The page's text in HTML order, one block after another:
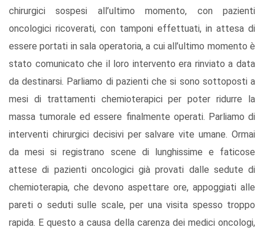
chirurgici sospesi all’ultimo momento, con pazienti
oncologici ricoverati, con tamponi effettuati, in attesa di
essere portati in sala operatoria, a cui all’ultimo momento è
stato comunicato che il loro intervento era rinviato a data
da destinarsi. Parliamo di pazienti che si sono sottoposti a
mesi di trattamenti chemioterapici per poter ridurre la
massa tumorale ed essere finalmente operati. Parliamo di
interventi chirurgici decisivi per salvare vite umane. Ormai
da mesi si registrano scene di lunghissime e faticose
attese di pazienti oncologici già provati dalle sedute di
chemioterapia, che devono aspettare ore, appoggiati alle
pareti o seduti sulle scale, per una visita spesso troppo
rapida. E questo a causa della carenza dei medici oncologi,